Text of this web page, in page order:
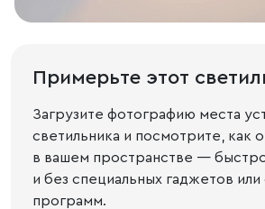
Примерьте этот
Загрузите фотографию места
светильника и посмотрите, как
в вашем пространстве —
и без специальных гаджетов
программ.